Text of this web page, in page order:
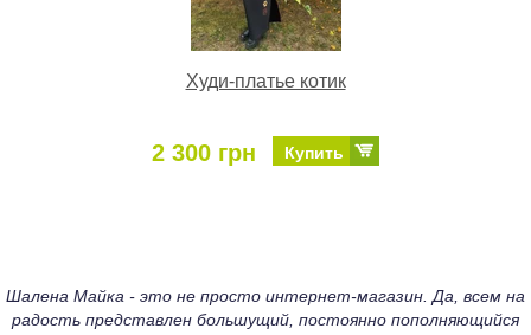
Худи-платье котик
2 300 грн Купить
Шалена Майка - это не просто интернет-магазин. Да, всем на
радость представлен большущий, постоянно пополняющийся